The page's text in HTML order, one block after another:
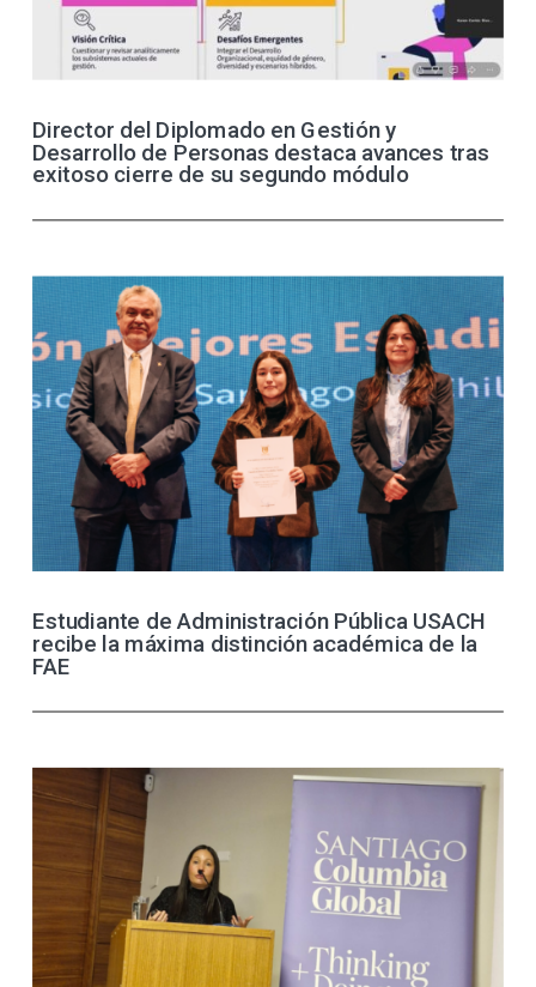
Director del Diplomado en Gestión y
Desarrollo de Personas destaca avances tras
exitoso cierre de su segundo módulo
Estudiante de Administración Pública USACH
recibe la máxima distinción académica de la
FAE